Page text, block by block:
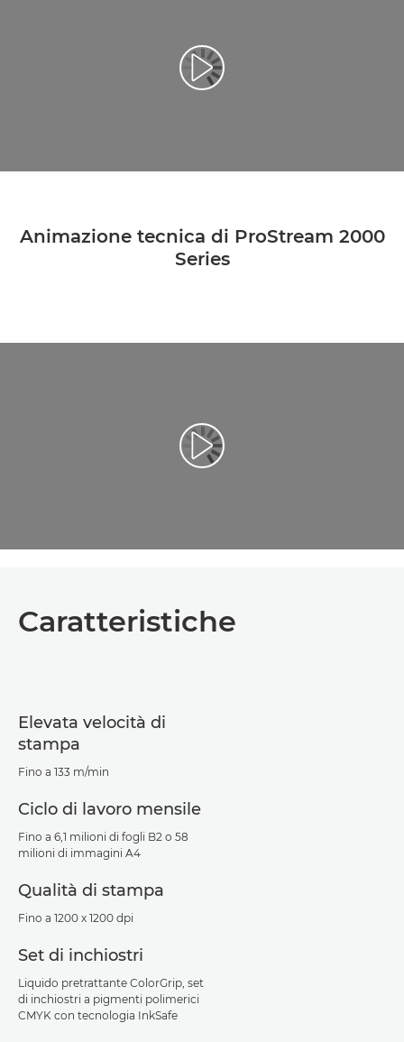
Riproduci il video
Animazione tecnica di ProStream 2000
Series
Riproduci il video
Caratteristiche
Elevata velocità di
stampa
Fino a 133 m/min
Ciclo di lavoro mensile
Fino a 6,1 milioni di fogli B2 o 58
milioni di immagini A4
Qualità di stampa
Fino a 1200 x 1200 dpi
Set di inchiostri
Liquido pretrattante ColorGrip, set
di inchiostri a pigmenti polimerici
CMYK con tecnologia InkSafe